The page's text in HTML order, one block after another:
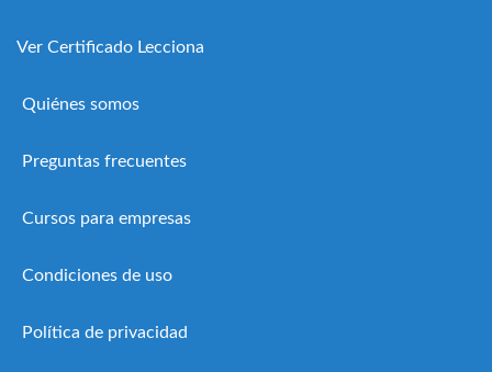
Ver Certificado Lecciona
Quiénes somos
Preguntas frecuentes
Cursos para empresas
Condiciones de uso
Política de privacidad